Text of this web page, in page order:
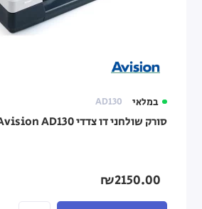
במלאי AD130
סורק שולחני דו צדדי Avision AD130
₪2150.00